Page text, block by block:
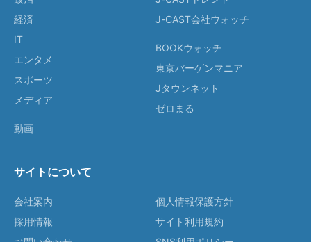
経済
IT
エンタメ
スポーツ
メディア
動画
J-CAST会社ウォッチ
BOOKウォッチ
東京バーゲンマニア
Jタウンネット
ゼロまる
サイトについて
会社案内
採用情報
個人情報保護方針
サイト利用規約